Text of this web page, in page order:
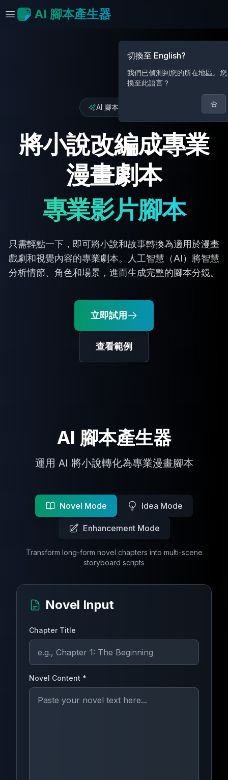
切換至 English?
我們已偵測到您的所在地區。
換至此語言？
否
開啟選單AI 腳本產生器
AI 腳本產生器
將小說改編成專業
漫畫劇本
專業影片腳本
只需輕點一下，即可將小說和故事轉換為適用於漫畫
戲劇和視覺內容的專業劇本。人工智慧（AI）將智慧
分析情節、角色和場景，進而生成完整的腳本分鏡。
立即試用
查看範例
AI 腳本產生器
運用 AI 將小說轉化為專業漫畫腳本
Novel Mode Idea Mode
Enhancement Mode
Transform long-form novel chapters into multi-scene
storyboard scripts
Novel Input
Chapter Title
Novel Content *